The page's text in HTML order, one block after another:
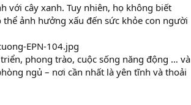
với cây xanh. Tuy nhiên, họ không biết
ảnh hưởng xấu đến sức khỏe con người
phong trào, cuộc sống năng động … và
ngủ – nơi cần nhất là yên tĩnh và thoải